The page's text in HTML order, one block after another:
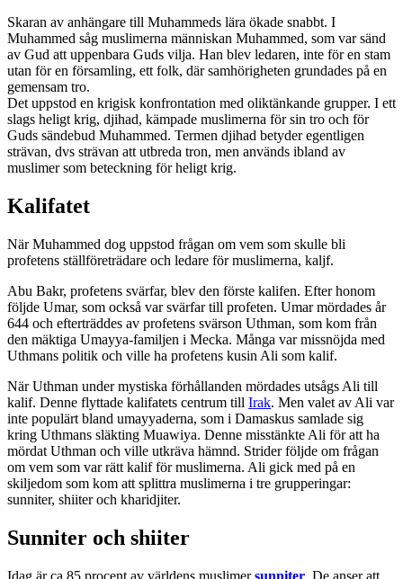
Skaran av anhängare till Muhammeds lära ökade snabbt. I
Muhammed såg muslimerna människan Muhammed, som var sänd
av Gud att uppenbara Guds vilja. Han blev ledaren, inte för en stam
utan för en församling, ett folk, där samhörigheten grundades på en
gemensam tro.
Det uppstod en krigisk konfrontation med oliktänkande grupper. I ett
slags heligt krig, djihad, kämpade muslimerna för sin tro och för
Guds sändebud Muhammed. Termen djihad betyder egentligen
strävan, dvs strävan att utbreda tron, men används ibland av
muslimer som beteckning för heligt krig.
Kalifatet
När Muhammed dog uppstod frågan om vem som skulle bli
profetens ställföreträdare och ledare för muslimerna, kaljf.
Abu Bakr, profetens svärfar, blev den förste kalifen. Efter honom
följde Umar, som också var svärfar till profeten. Umar mördades år
644 och efterträddes av profetens svärson Uthman, som kom från
den mäktiga Umayya-familjen i Mecka. Många var missnöjda med
Uthmans politik och ville ha profetens kusin Ali som kalif.
När Uthman under mystiska förhållanden mördades utsågs Ali till
kalif. Denne flyttade kalifatets centrum till Irak. Men valet av Ali var
inte populärt bland umayyaderna, som i Damaskus samlade sig
kring Uthmans släkting Muawiya. Denne misstänkte Ali för att ha
mördat Uthman och ville utkräva hämnd. Strider följde om frågan
om vem som var rätt kalif för muslimerna. Ali gick med på en
skiljedom som kom att splittra muslimerna i tre grupperingar:
sunniter, shiiter och kharidjiter.
Sunniter och shiiter
Idag är ca 85 procent av världens muslimersunniter . De anser att